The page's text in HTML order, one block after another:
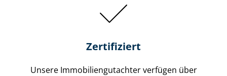
Zertifiziert
Unsere Immobilien­gutachter verfügen über